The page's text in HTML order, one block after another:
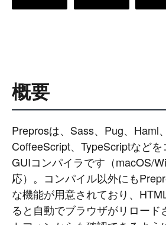
概要
Preprosは、Sass、Pug、Haml
CoffeeScript、TypeScriptなど
GUIコンパイラです（macOS/
応）。コンパイル以外にも
な機能が用意されており、
ると自動でブラウザがリロード